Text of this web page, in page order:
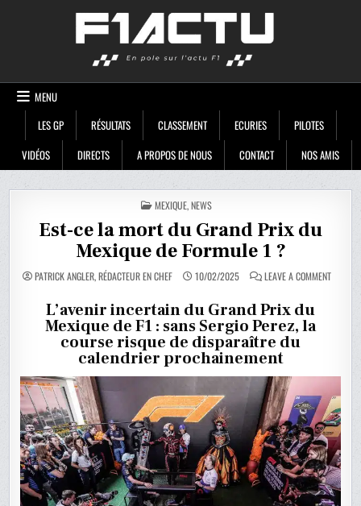
MENU
LES GP
RÉSULTATS CLASSEMENT ECURIES
PILOTES
VIDÉOS
DIRECTS A PROPOS DE NOUS CONTACT NOS AMIS
POSTED
IN
MEXIQUE,NEWS
Est-ce la mort du Grand Prix du
Mexique de Formule 1 ?
PATRICK ANGLER, RÉDACTEUR EN CHEF 10/02/2025 LEAVE A COMMENTON
EST-
1
?
L’avenir incertain du Grand Prix du
Mexique de F1 : sans Sergio Perez, la
course risque de disparaître du
calendrier prochainement